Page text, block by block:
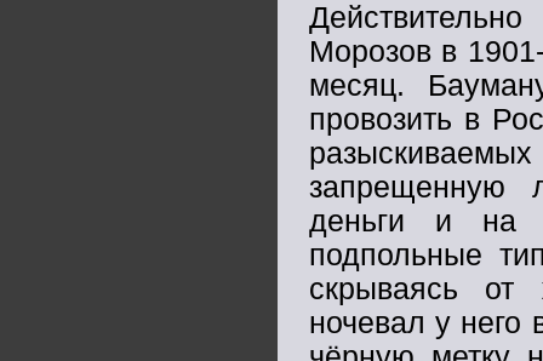
Морозов в
месяц.
провозить в
запрещенную
деньги и на
подпольные
скрываясь
ночевал у него